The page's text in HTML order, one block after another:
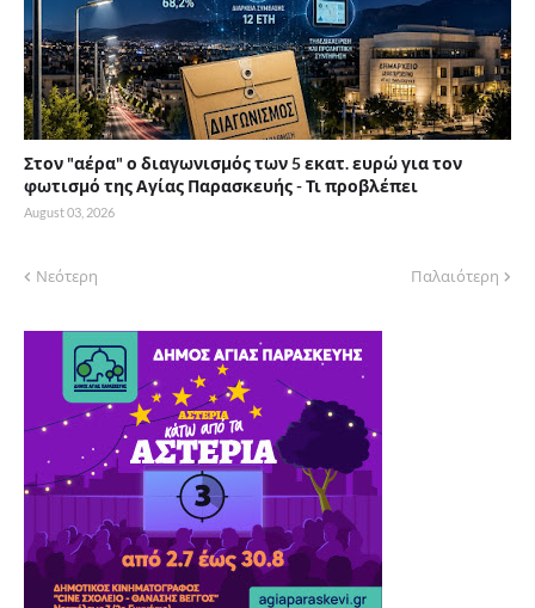
Στον "αέρα" ο διαγωνισμός των 5 εκατ. ευρώ για τον
φωτισμό της Αγίας Παρασκευής - Τι προβλέπει
August 03, 2026
Νεότερη Παλαιότερη